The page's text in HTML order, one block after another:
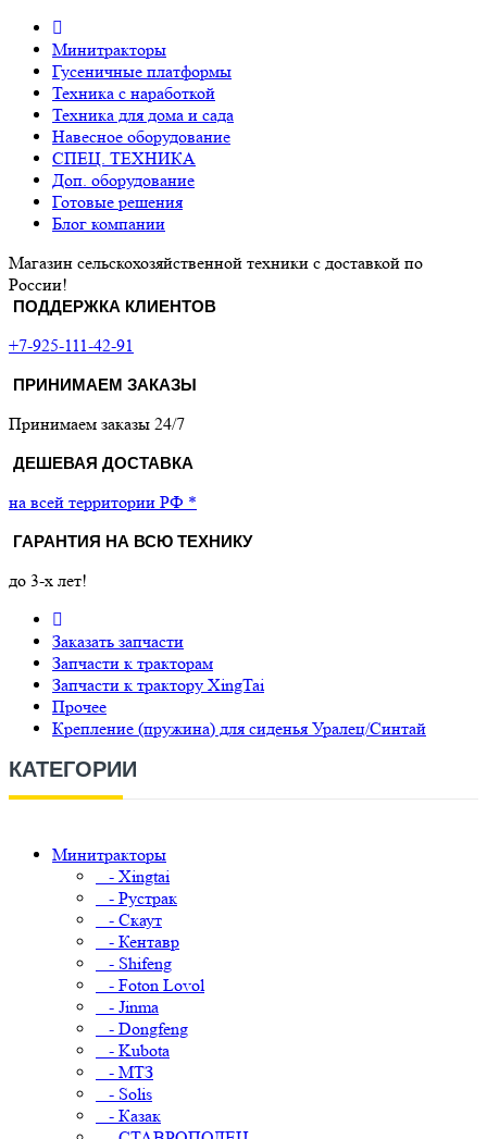
Минитракторы
Гусеничные платформы
Техника с наработкой
Техника для дома и сада
Навесное оборудование
СПЕЦ. ТЕХНИКА
Доп. оборудование
Готовые решения
Блог компании
Магазин сельскохозяйственной техники с доставкой по
России!
ПОДДЕРЖКА КЛИЕНТОВ
+7-925-111-42-91
ПРИНИМАЕМ ЗАКАЗЫ
Принимаем заказы 24/7
ДЕШЕВАЯ ДОСТАВКА
на всей территории РФ *
ГАРАНТИЯ НА ВСЮ ТЕХНИКУ
до 3-х лет!
Заказать запчасти
Запчасти к тракторам
Запчасти к трактору XingTai
Прочее
Крепление (пружина) для сиденья Уралец/Синтай
КАТЕГОРИИ
Минитракторы
- Xingtai
- Рустрак
- Скаут
- Кентавр
- Shifeng
- Foton Lovol
- Jinma
- Dongfeng
- Kubota
- МТЗ
- Solis
- Казак